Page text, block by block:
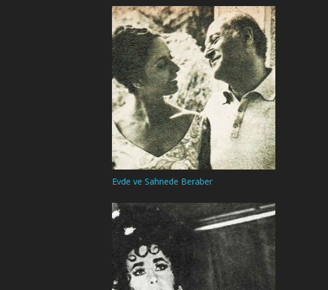
Evde ve Sahnede Beraber